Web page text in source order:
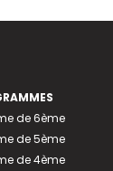
de 6ème
de 5ème
de 4ème